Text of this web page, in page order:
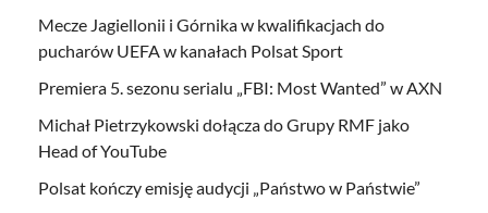
Mecze Jagiellonii i Górnika w kwalifikacjach do
pucharów UEFA w kanałach Polsat Sport
Premiera 5. sezonu serialu „FBI: Most Wanted” w AXN
Michał Pietrzykowski dołącza do Grupy RMF jako
Head of YouTube
Polsat kończy emisję audycji „Państwo w Państwie”